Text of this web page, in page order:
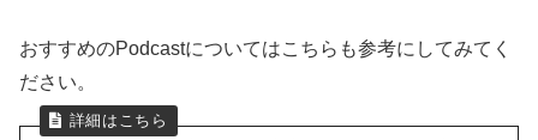
おすすめのPodcastについてはこちらも参考にしてみてく
ださい。